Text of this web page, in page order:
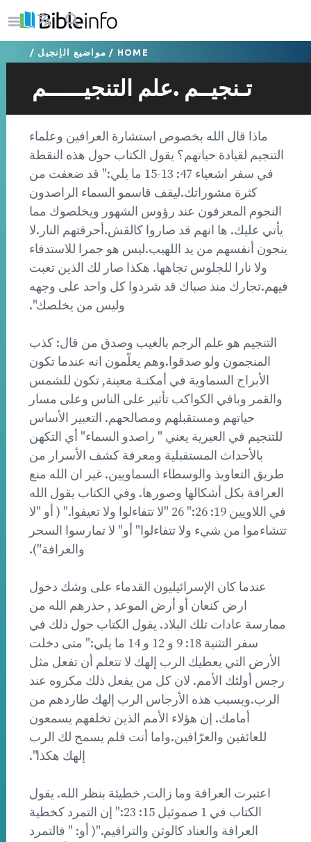
HOME
/ مواضيع الإنجيل /
تـنجيــم .علم التنجيــــــم
ماذا قال الله بخصوص استشارة العرافين وعلماء
التنجيم لقيادة حياتهم؟ يقول الكتاب حول هذه النقطة
في سفر اشعياء 47: 13-15 ما يلي:" قد ضعفت من
كثرة مشوراتك.ليقف قاسمو السماء الراصدون
النجوم المعرفون عند رؤوس الشهور ويخلصوك مما
يأتي عليك. ها انهم قد صاروا كالقش.أحرقتهم النار.لا
ينجون أنفسهم من يد اللهيب.ليس هو جمرا للاستدفاء
ولا نارا للجلوس تجاهها. هكذا صار لك الذين تعبت
فيهم.تجارك منذ صباك قد شردوا كل واحد على وجهه
وليس من يخلصك".
التنجيم هو علم الرجم بالغيب وصدق من قال: كذب
المنجمون ولو صدقوا.وهم يعلّمون انه عندما تكون
الأبراج السماوية في أمكنـة معينة, تكون للشمس
والقمر وباقي الكواكب تأثير على الناس وعلى مسار
حياتهم ومستقبلهم ومصالحهم. التعبير الأساس
للتنجيم في العبرية يعني " راصدو السماء" أي التكهن
بالأحداث المستقبلية ومعرفة كشف الأسرار من
طريق التعاويذ والوسطاء السماويين. غير ان الله منع
العرافة بكل أشكالها وصورها. وفي الكتاب يقول الله
في اللاويين 19: 26:" 26 "لا تتفاءلوا ولا تعيفوا." ( أو "لا
تتشاءموا من شيء ولا تتفاءلوا" أو" لا تمارسوا السحر
والعرافة").
عندما كان الإسرائيليون القدماء على وشك دخول
ارض كنعان أو أرض الموعد , حذرهم الله من
ممارسة عادات تلك البلاد. يقول الكتاب حول ذلك في
سفر التثنية 18: 9 و 12 و 14 ما يلي:" متى دخلت
الأرض التي يعطيك الرب إلهك لا تتعلم أن تفعل مثل
رجس أولئك الأمم. لان كل من يفعل ذلك مكروه عند
الرب.وبسبب هذه الأرجاس الرب إلهك طاردهم من
أمامك. إن هؤلاء الأمم الذين تخلفهم يسمعون
للعائفين والعرّافين.واما أنت فلم يسمح لك الرب
إلهك هكذا".
اعتبرت العرافة وما زالت, خطيئة بنظر الله. يقول
الكتاب في 1 صموئيل 15: 23:" إن التمرد كخطية
العرافة والعناد كالوثن والترافيم."( أو: " فالتمرد